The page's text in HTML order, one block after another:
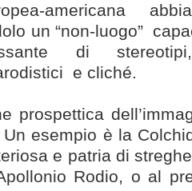
americana
un “non-luogo”
di
e cliché.
prospettica
esempio è la
e patria di
Rodio, o al